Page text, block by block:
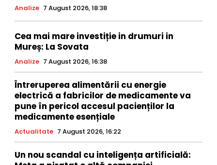
Analize 7 August 2026, 18:38
Cea mai mare investiție in drumuri in
Mureș: La Sovata
Analize 7 August 2026, 16:38
Întreruperea alimentării cu energie
electrică a fabricilor de medicamente va
pune în pericol accesul pacienților la
medicamente esențiale
Actualitate 7 August 2026, 16:22
Un nou scandal cu inteligența artificială: